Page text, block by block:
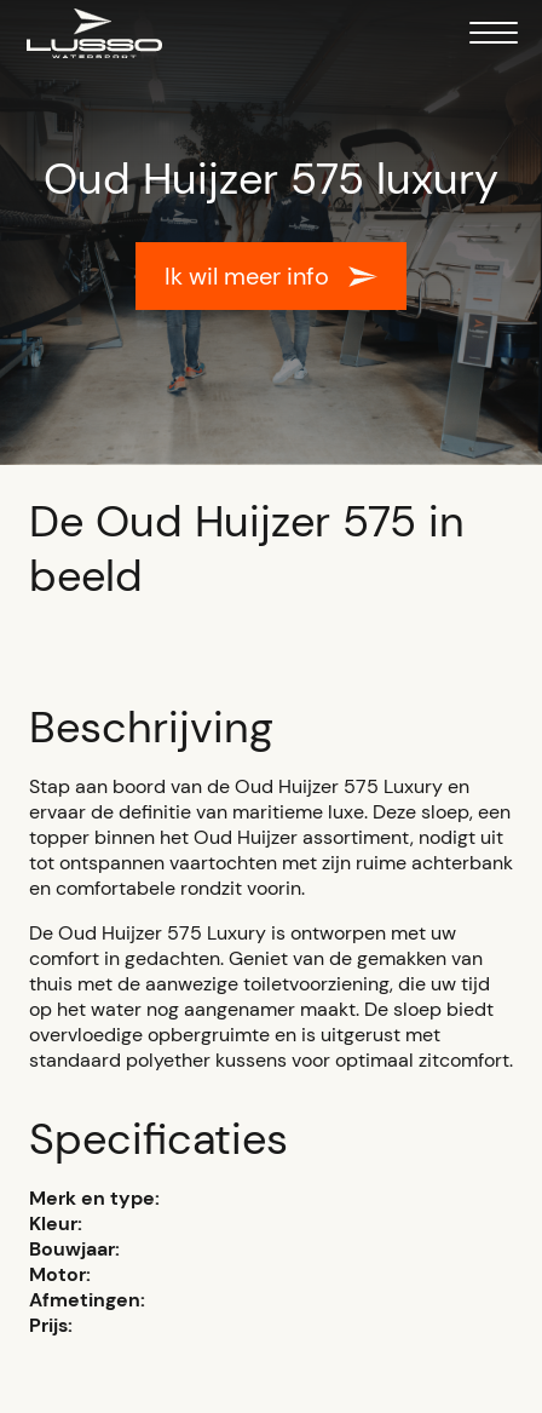
Oud Huijzer 575 luxury
Ik wil meer info
De Oud Huijzer 575 in
beeld
Beschrijving
Stap aan boord van de Oud Huijzer 575 Luxury en
ervaar de definitie van maritieme luxe. Deze sloep, een
topper binnen het Oud Huijzer assortiment, nodigt uit
tot ontspannen vaartochten met zijn ruime achterbank
en comfortabele rondzit voorin.
De Oud Huijzer 575 Luxury is ontworpen met uw
comfort in gedachten. Geniet van de gemakken van
thuis met de aanwezige toiletvoorziening, die uw tijd
op het water nog aangenamer maakt. De sloep biedt
overvloedige opbergruimte en is uitgerust met
standaard polyether kussens voor optimaal zitcomfort.
Specificaties
Merk en type:
Kleur:
Bouwjaar:
Motor:
Afmetingen:
Prijs: